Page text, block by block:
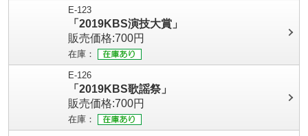
E-123
「2019KBS演技大賞」
販売価格:700円
在庫：
E-126
「2019KBS歌謡祭」
販売価格:700円
在庫：